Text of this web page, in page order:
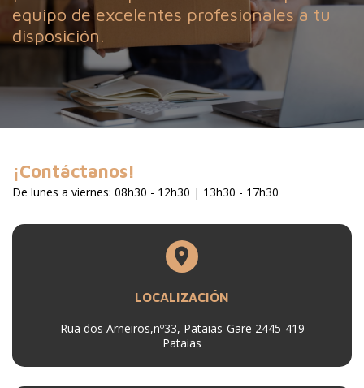
equipo de excelentes profesionales a tu
disposición.
¡Contáctanos!
De lunes a viernes: 08h30 - 12h30 | 13h30 - 17h30
LOCALIZACIÓN
Rua dos Arneiros,nº33, Pataias-Gare 2445-419
Pataias